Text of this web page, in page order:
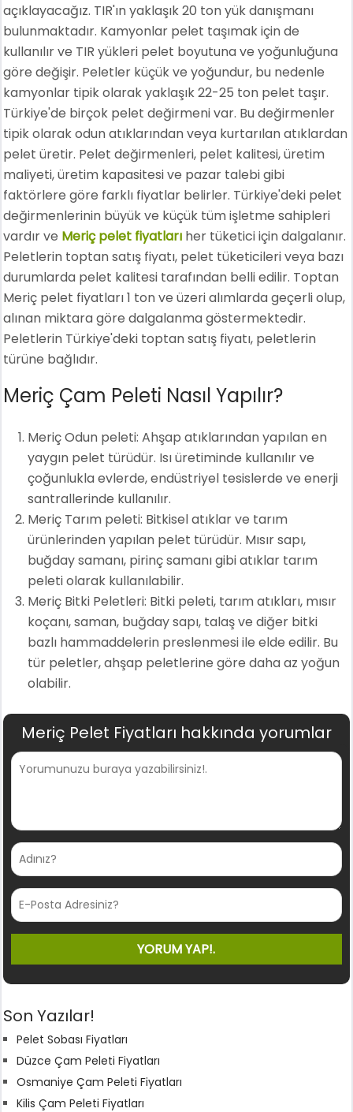
açıklayacağız. TIR'ın yaklaşık 20 ton yük danışmanı
bulunmaktadır. Kamyonlar pelet taşımak için de
kullanılır ve TIR yükleri pelet boyutuna ve yoğunluğuna
göre değişir. Peletler küçük ve yoğundur, bu nedenle
kamyonlar tipik olarak yaklaşık 22-25 ton pelet taşır.
Türkiye'de birçok pelet değirmeni var. Bu değirmenler
tipik olarak odun atıklarından veya kurtarılan atıklardan
pelet üretir. Pelet değirmenleri, pelet kalitesi, üretim
maliyeti, üretim kapasitesi ve pazar talebi gibi
faktörlere göre farklı fiyatlar belirler. Türkiye'deki pelet
değirmenlerinin büyük ve küçük tüm işletme sahipleri
vardır ve Meriç pelet fiyatları her tüketici için dalgalanır.
Peletlerin toptan satış fiyatı, pelet tüketicileri veya bazı
durumlarda pelet kalitesi tarafından belli edilir. Toptan
Meriç pelet fiyatları 1 ton ve üzeri alımlarda geçerli olup,
alınan miktara göre dalgalanma göstermektedir.
Peletlerin Türkiye'deki toptan satış fiyatı, peletlerin
türüne bağlıdır.
Meriç Çam Peleti Nasıl Yapılır?
Meriç Odun peleti: Ahşap atıklarından yapılan en
yaygın pelet türüdür. Isı üretiminde kullanılır ve
çoğunlukla evlerde, endüstriyel tesislerde ve enerji
santrallerinde kullanılır.
Meriç Tarım peleti: Bitkisel atıklar ve tarım
ürünlerinden yapılan pelet türüdür. Mısır sapı,
buğday samanı, pirinç samanı gibi atıklar tarım
peleti olarak kullanılabilir.
Meriç Bitki Peletleri: Bitki peleti, tarım atıkları, mısır
koçanı, saman, buğday sapı, talaş ve diğer bitki
bazlı hammaddelerin preslenmesi ile elde edilir. Bu
tür peletler, ahşap peletlerine göre daha az yoğun
olabilir.
Meriç Pelet Fiyatları hakkında yorumlar
Son Yazılar!
Pelet Sobası Fiyatları
Düzce Çam Peleti Fiyatları
Osmaniye Çam Peleti Fiyatları
Kilis Çam Peleti Fiyatları